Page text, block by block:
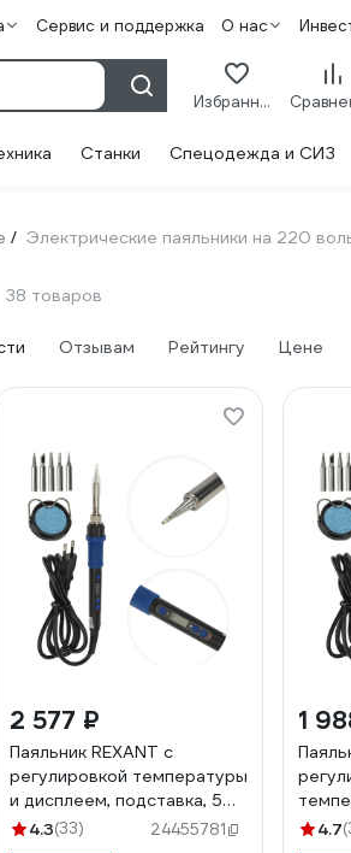
Сервис и поддержка О нас
Избранное
Станки Спецодежда и СИЗ
/ Электрические паяльники на 220
38 товаров
Отзывам Рейтингу Цене
2 577 ₽
Паяльник REXANT с
регулировкой температуры
и дисплеем, подставка, 5
жал, керамический 65 вт
4.3(33) 24455781
1
жал,
4.7